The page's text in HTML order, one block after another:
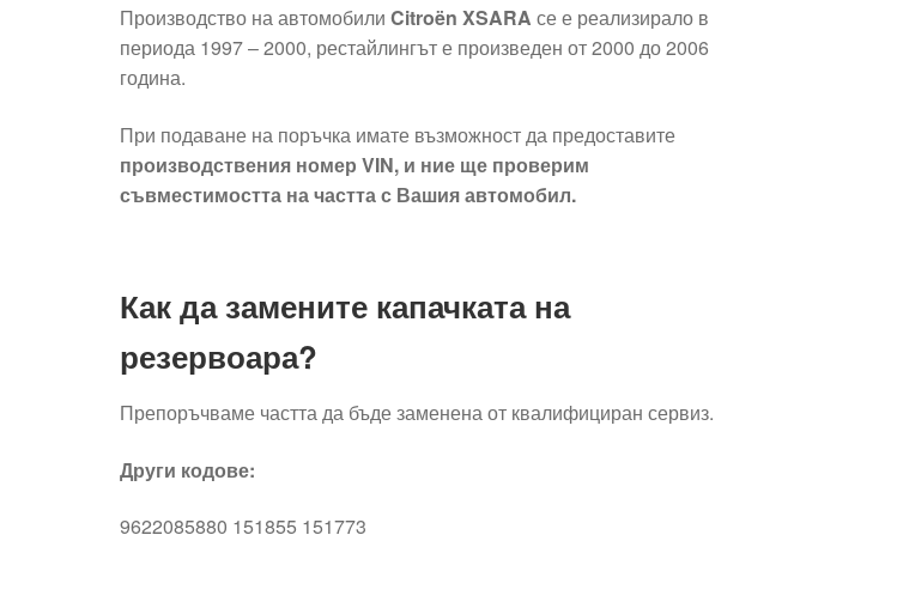
Производство на автомобили Citroën XSARAсе е реализирало в
периода 1997 – 2000, рестайлингът е произведен от 2000 до 2006
година.
При подаване на поръчка имате възможност да предоставите
производствения номер VIN, и ние ще проверим
съвместимостта на частта с Вашия автомобил.
Как да замените капачката на
резервоара?
Препоръчваме частта да бъде заменена от квалифициран сервиз.
Други кодове:
9622085880 151855 151773